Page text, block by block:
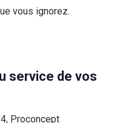
vous ignorez.
service de vos
Proconcept